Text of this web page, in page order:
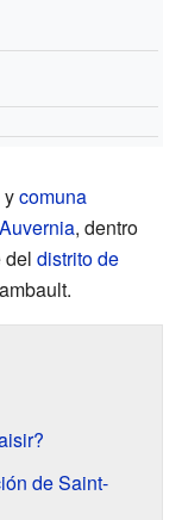
ycomuna
Auvernia, dentro
del distrito de
de Saint-